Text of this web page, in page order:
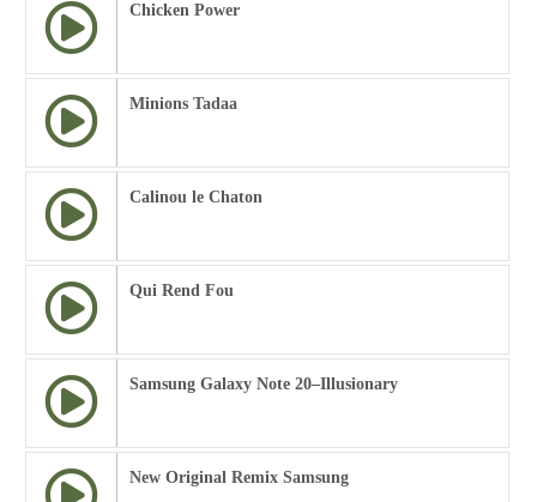
Chicken Power
Minions Tadaa
Calinou le Chaton
Qui Rend Fou
Samsung Galaxy Note 20–Illusionary
New Original Remix Samsung